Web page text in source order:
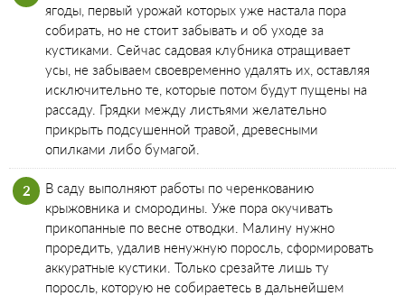
ягоды, первый урожай которых уже настала пора
собирать, но не стоит забывать и об уходе за
кустиками. Сейчас садовая клубника отращивает
усы, не забываем своевременно удалять их, оставляя
исключительно те, которые потом будут пущены на
рассаду. Грядки между листьями желательно
прикрыть подсушенной травой, древесными
опилками либо бумагой.
В саду выполняют работы по черенкованию
крыжовника и смородины. Уже пора окучивать
прикопанные по весне отводки. Малину нужно
проредить, удалив ненужную поросль, сформировать
аккуратные кустики. Только срезайте лишь ту
поросль, которую не собираетесь в дальнейшем